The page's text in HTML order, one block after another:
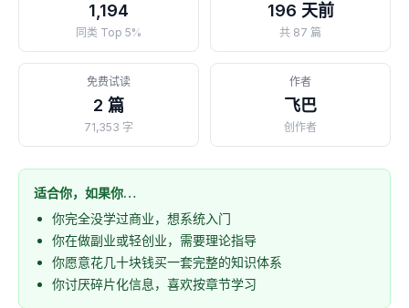
1,194
同类 Top 5%
196 天前
共 87 篇
免费试读
2 篇
71,353 字
作者
飞巴
创作者
适合你，如果你…
你完全没学过商业，想系统入门
你在做副业或轻创业，需要理论指导
你愿意花几十块钱买一套完整的知识体系
你讨厌碎片化信息，喜欢按章节学习